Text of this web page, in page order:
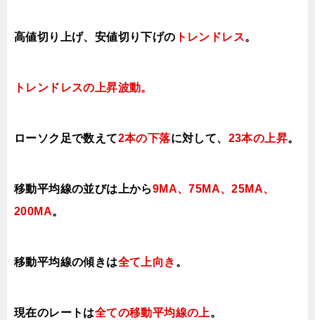
高値切り上げ、安値切り下げの トレンドレス。
トレンドレスの上昇波動。
ローソク足で数えて2本の下落に対して、 23本の上昇。
移動平均線の並びは上から9MA、75MA、25MA、
200MA。
移動平均線の傾きは全て上向き 。
現在のレートは全ての移動平均線の上。